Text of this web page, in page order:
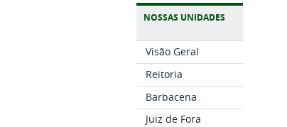
NOSSAS UNIDADES
Visão Geral
Reitoria
Barbacena
Juiz de Fora